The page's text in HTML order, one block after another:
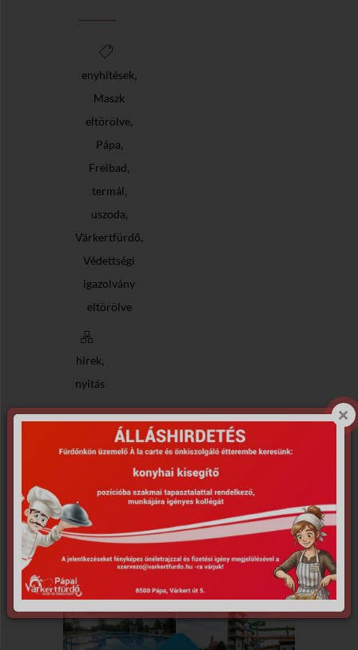
enyhítések,
Maszk
eltörölve,
Pápa,
Freibad,
termál,
uszoda,
Várkertfürdő,
Védettségi
igazolvány
eltörölve
hirek,
nyitás
Details